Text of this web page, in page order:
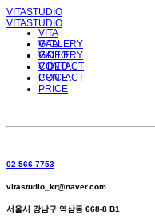
VITASTUDIO
VITA
GALLERY
VIDEO
CONTACT
PRICE
VITASTUDIO
VITA
GALLERY
VIDEO
CONTACT
PRICE
02-566-7753
vitastudio_kr@naver.com
서울시 강남구 역삼동 668-8 B1